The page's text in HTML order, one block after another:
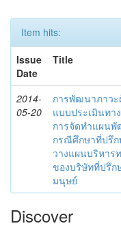
Item hits:
Issue
Date
Title
2014-
05-20
การพัฒนาภาว
แบบประเมินทา
การจัดทำแผนพั
กรณีศึกษาที่ปรึ
วางแผนบริหาร
ของบริษัทที่ปรึก
มนุษย์
Discover